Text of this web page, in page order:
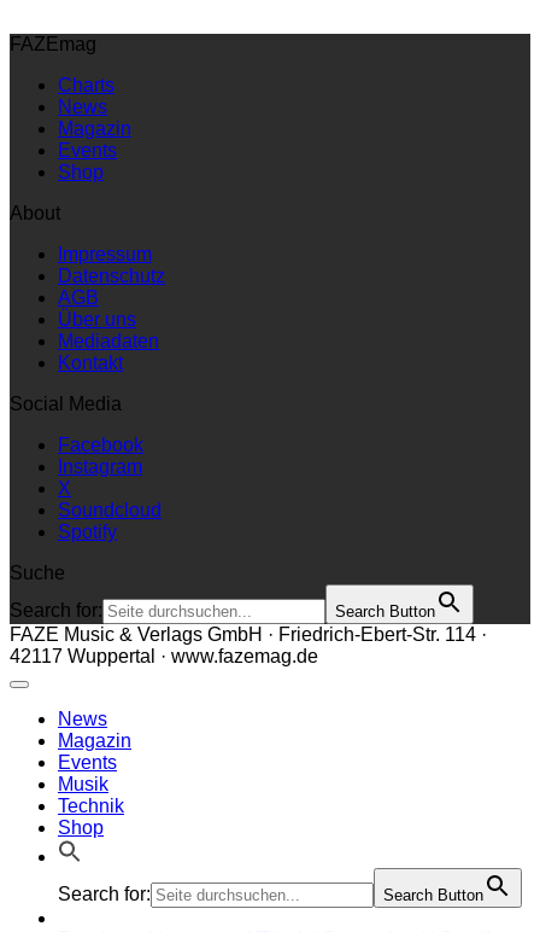
FAZEmag
Charts
News
Magazin
Events
Shop
About
Impressum
Datenschutz
AGB
Über uns
Mediadaten
Kontakt
Social Media
Facebook
Instagram
X
Soundcloud
Spotify
Suche
Search for:
Search Button
FAZE Music & Verlags GmbH · Friedrich-Ebert-Str. 114 ·
42117 Wuppertal · www.fazemag.de
News
Magazin
Events
Musik
Technik
Shop
Search for: Search Button